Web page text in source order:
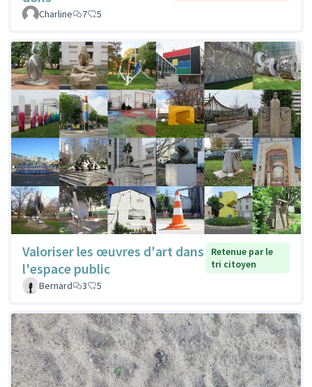
Charline
7 5
Valoriser les œuvres d'art dans
l'espace public
Retenue par le
tri citoyen
Bernard
3 5